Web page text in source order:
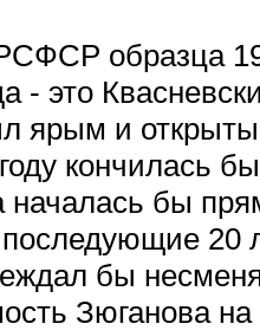
образца
- это
ярым и
кончилась
началась бы
20
бы
Зюганова